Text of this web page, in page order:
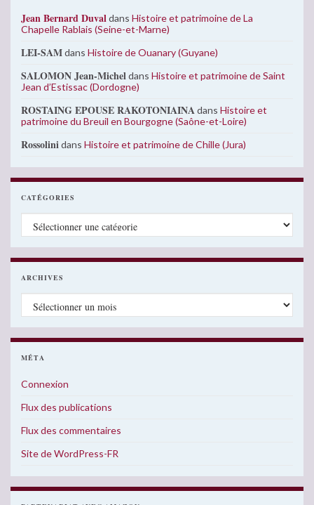
Jean Bernard Duvaldans Histoire et patrimoine de La
Chapelle Rablais (Seine-et-Marne)
LEI-SAMdans Histoire de Ouanary (Guyane)
SALOMON Jean-Micheldans Histoire et patrimoine de Saint
Jean d’Estissac (Dordogne)
ROSTAING EPOUSE RAKOTONIAINAdans Histoire et
patrimoine du Breuil en Bourgogne (Saône-et-Loire)
Rossolinidans Histoire et patrimoine de Chille (Jura)
CATÉGORIES
Catégories
ARCHIVES
Archives
MÉTA
Connexion
Flux des publications
Flux des commentaires
Site de WordPress-FR